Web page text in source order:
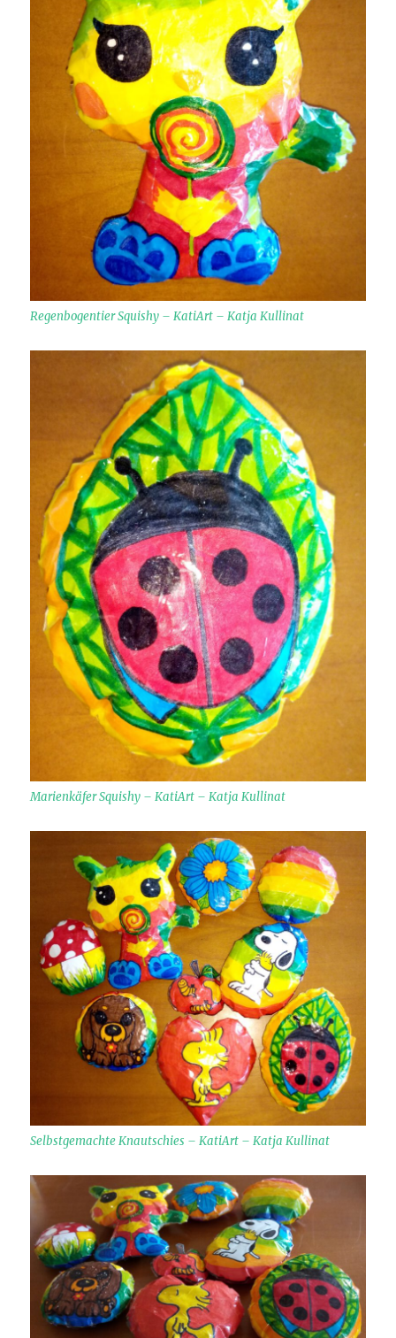
Regenbogentier Squishy – KatiArt – Katja Kullinat
Marienkäfer Squishy – KatiArt – Katja Kullinat
Selbstgemachte Knautschies – KatiArt – Katja Kullinat